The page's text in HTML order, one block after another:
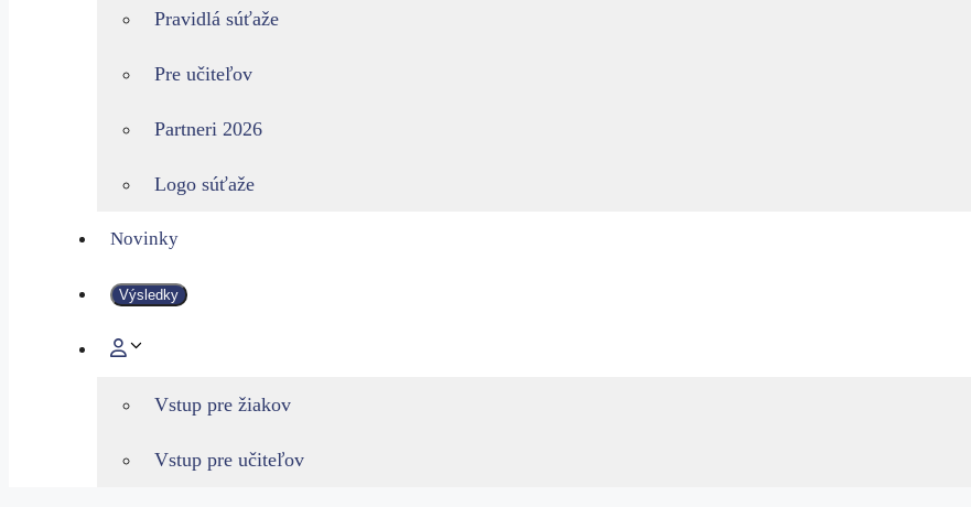
Pravidlá súťaže
Pre učiteľov
Partneri 2026
Logo súťaže
Novinky
Výsledky
Vstup pre žiakov
Vstup pre učiteľov